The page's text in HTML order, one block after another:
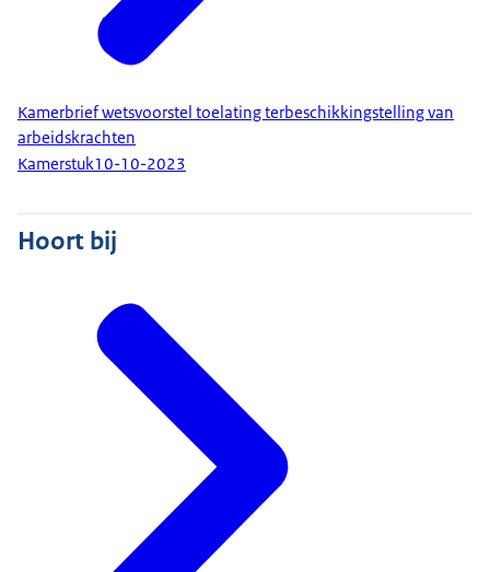
Kamerbrief wetsvoorstel toelating terbeschikkingstelling van
arbeidskrachten
Kamerstuk10-10-2023
Hoort bij